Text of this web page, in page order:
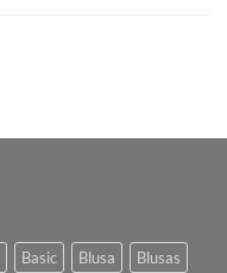
Basic Blusa Blusas